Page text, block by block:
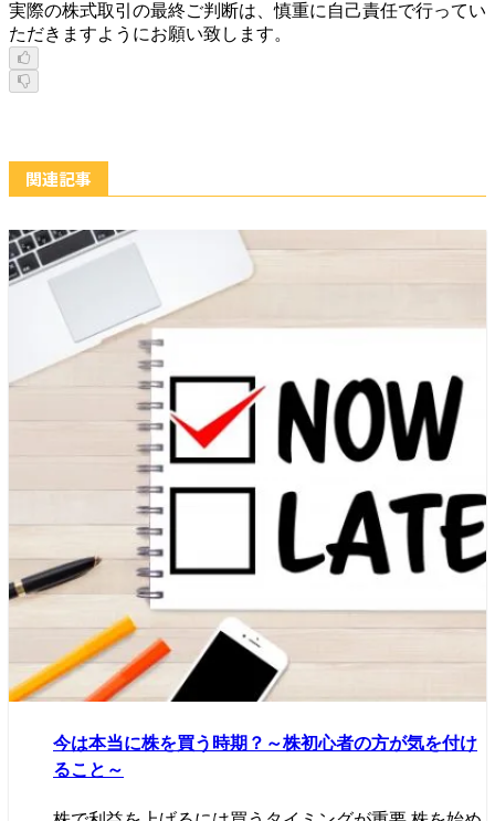
実際の株式取引の最終ご判断は、慎重に自己責任で行ってい
ただきますようにお願い致します。
関連記事
今は本当に株を買う時期？～株初心者の方が気を付け
ること～